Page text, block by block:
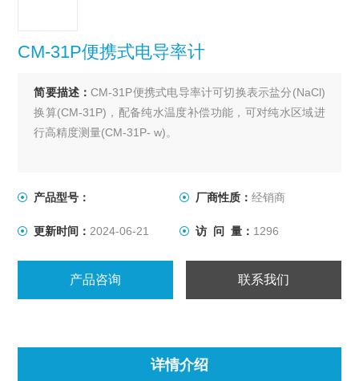
CM-31P便携式电导率计
简要描述：CM-31P便携式电导率计可切换表示盐分(NaCl)
换算(CM-31P)，配备纯水温度补偿功能，可对纯水区域进
行高精度测量(CM-31P- w)。
产品型号： 厂商性质： 经销商
更新时间： 2024-06-21 访 问 量： 1296
产品咨询 联系我们
详情介绍